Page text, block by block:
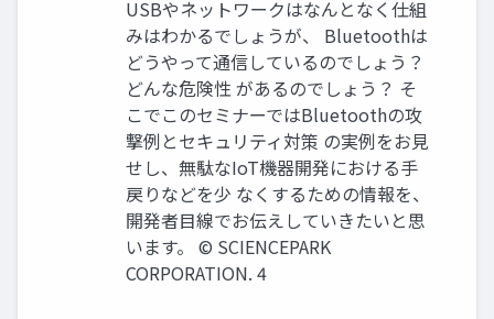
USBやネットワークはなんとなく仕組
みはわかるでしょうが、 Bluetoothは
どうやって通信しているのでしょう？
どんな危険性 があるのでしょう？ そ
こでこのセミナーではBluetoothの攻
撃例とセキュリティ対策 の実例をお見
せし、無駄なIoT機器開発における手
戻りなどを少 なくするための情報を、
開発者目線でお伝えしていきたいと思
います。 © SCIENCEPARK
CORPORATION. 4